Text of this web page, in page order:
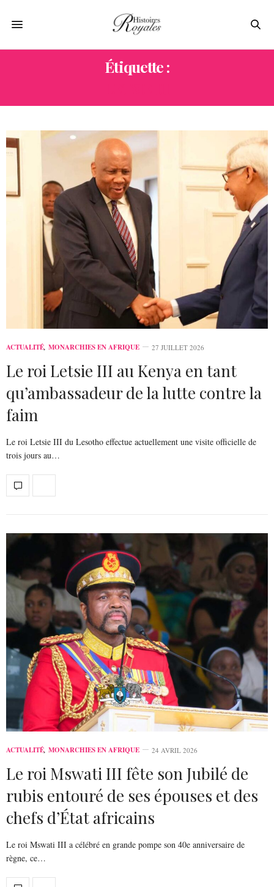
Étiquette :
ACTUALITÉ, MONARCHIES EN AFRIQUE 27 JUILLET 2026
Le roi Letsie III au Kenya en tant
qu’ambassadeur de la lutte contre la
faim
Le roi Letsie III du Lesotho effectue actuellement une visite officielle de
trois jours au…
ACTUALITÉ, MONARCHIES EN AFRIQUE 24 AVRIL 2026
Le roi Mswati III fête son Jubilé de
rubis entouré de ses épouses et des
chefs d’État africains
Le roi Mswati III a célébré en grande pompe son 40e anniversaire de
règne, ce…